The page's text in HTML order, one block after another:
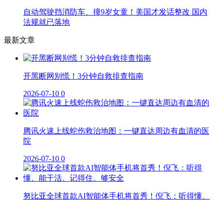
自动驾驶挡消防车、撞9岁女童！美国才发话整改 国内
法规就已落地
最新文章
开黑断网别慌！3分钟自救排查指南
2026-07-10 0
腾讯火速上线蛇伤救治地图：一键直达周边有血清的医
院
2026-07-10 0
努比亚全球首款AI智能体手机将首秀！倪飞：听得懂、